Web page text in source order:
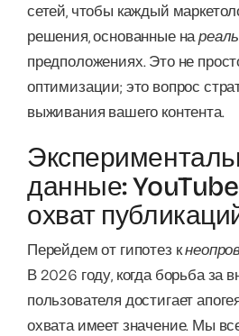
сетей, чтобы каждый
решения, основанные на
предположениях. Это не
оптимизации; это вопрос
выживания вашего контента.
данные:
охват
Перейдем от гипотез к
В 2026 году, когда борьба за
пользователя достигает
охвата имеет значение. Мы